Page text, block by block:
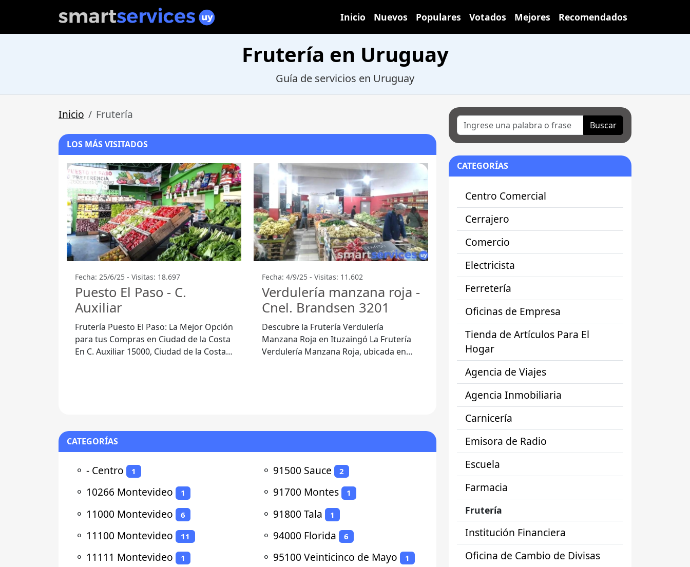
Inicio Nuevos Populares Votados Mejores Recomendados
Frutería en Uruguay
Guía de servicios en Uruguay
Inicio Frutería
LOS MÁS VISITADOS
Fecha: 25/6/25 - Visitas: 18.697
Puesto El Paso - C.
Auxiliar
Frutería Puesto El Paso: La Mejor Opción
para tus Compras en Ciudad de la Costa
En C. Auxiliar 15000, Ciudad de la Costa,
Fecha: 4/9/25 - Visitas: 11.602
Verdulería manzana roja -
Cnel. Brandsen 3201
Descubre la Frutería Verdulería
Manzana Roja en Ituzaingó La Frutería
Verdulería Manzana Roja, ubicada en
CATEGORÍAS
⚬ - Centro 1
⚬ 10266 Montevideo 1
⚬ 11000 Montevideo 6
⚬ 11100 Montevideo 11
⚬ 11111 Montevideo 1
⚬ 91500 Sauce 2
⚬ 91700 Montes 1
⚬ 91800 Tala 1
⚬ 94000 Florida 6
⚬ 95100 Veinticinco de Mayo 1
Buscar
CATEGORÍAS
Centro Comercial
Cerrajero
Comercio
Electricista
Ferretería
Oficinas de Empresa
Tienda de Artículos Para El
Hogar
Agencia de Viajes
Agencia Inmobiliaria
Carnicería
Emisora de Radio
Escuela
Farmacia
Frutería
Institución Financiera
Oficina de Cambio de Divisas